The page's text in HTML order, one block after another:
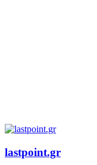
lastpoint.gr